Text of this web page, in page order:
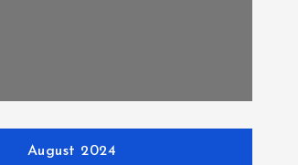
August 2024